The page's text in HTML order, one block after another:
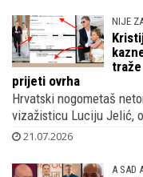
NIJE
prijeti ovrha
Hrvatski nogometaš
vizažisticu Luciju Jelić,
21.07.2026
A SAD